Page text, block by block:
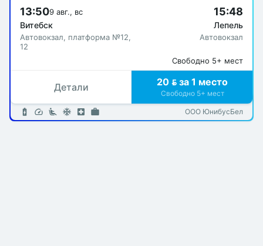
13:509 авг., вс
Витебск
Автовокзал, платформа №12,
12
15:48
Лепель
Автовокзал
Свободно 5+ мест
Детали 20  за 1 место
Свободно 5+ мест
ООО ЮнибусБел